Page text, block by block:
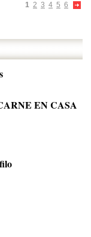
1 2 3 4 5 6
EN CASA